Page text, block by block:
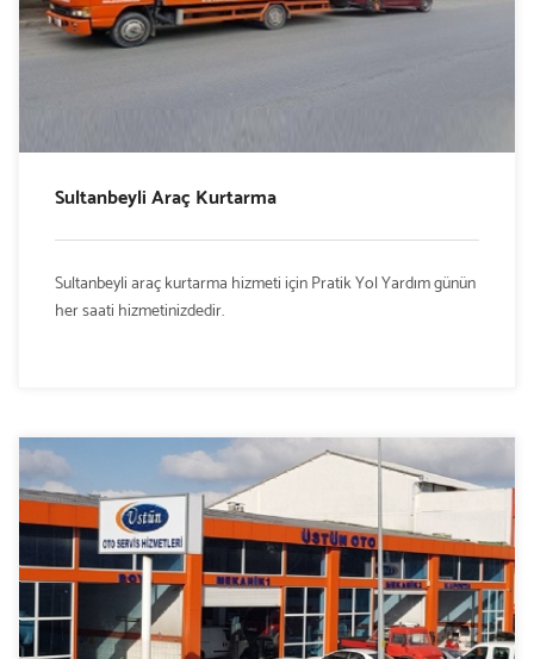
Sultanbeyli Araç Kurtarma
Sultanbeyli araç kurtarma hizmeti için Pratik Yol Yardım günün
her saati hizmetinizdedir.